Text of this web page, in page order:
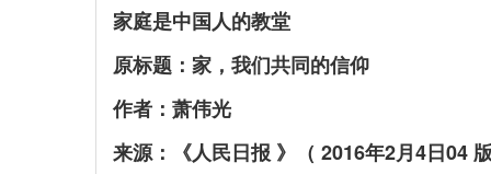
家庭是中国人的教堂
原标题： 家，我们共同的信仰
作者：萧伟光
来源：《人民日报 》（ 2016年2月4日04